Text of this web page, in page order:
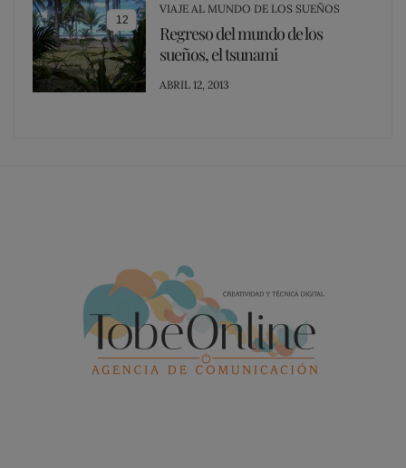
12
VIAJE AL MUNDO DE LOS SUEÑOS
Regreso del mundo de los
sueños, el tsunami
POSTED
ABRIL 12, 2013